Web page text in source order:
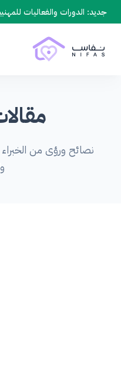
جديد: الدورات والفعاليات
نصائح ورؤى من